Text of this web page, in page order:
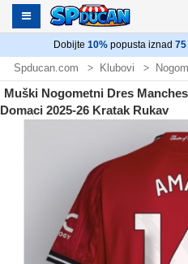
Dobijte 10% popusta iznad 75
Spducan.com Klubovi
Muški Nogometni Dres
Domaci 2025-26 Kratak Rukav